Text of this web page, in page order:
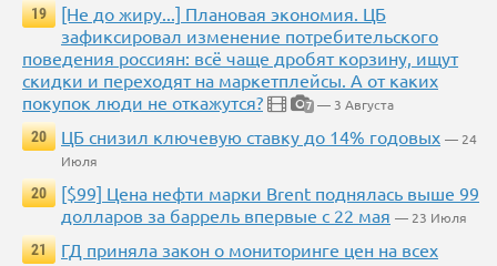
19
[Не до жиру...] Плановая экономия. ЦБ
зафиксировал изменение потребительского
поведения россиян: всё чаще дробят корзину, ищут
скидки и переходят на маркетплейсы. А от каких
покупок люди не откажутся?
7 — 3 Августа
20
ЦБ снизил ключевую ставку до 14% годовых — 24
Июля
20
[$99] Цена нефти марки Brent поднялась выше 99
долларов за баррель впервые с 22 мая — 23 Июля
21
ГД приняла закон о мониторинге цен на всех